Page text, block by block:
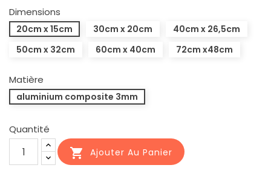
Dimensions
20cm x 15cm 30cm x 20cm
40cm x 26,5cm
50cm x 32cm
60cm x 40cm 72cm x48cm
Matière
aluminium composite 3mm
Quantité
 Ajouter Au Panier